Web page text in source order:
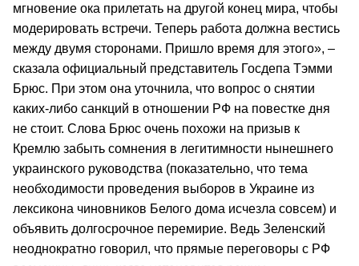
мгновение ока прилетать на другой конец мира, чтобы
модерировать встречи. Теперь работа должна вестись
между двумя сторонами. Пришло время для этого», –
сказала официальный представитель Госдепа Тэмми
Брюс. При этом она уточнила, что вопрос о снятии
каких-либо санкций в отношении РФ на повестке дня
не стоит. Слова Брюс очень похожи на призыв к
Кремлю забыть сомнения в легитимности нынешнего
украинского руководства (показательно, что тема
необходимости проведения выборов в Украине из
лексикона чиновников Белого дома исчезла совсем) и
объявить долгосрочное перемирие. Ведь Зеленский
неоднократно говорил, что прямые переговоры с РФ